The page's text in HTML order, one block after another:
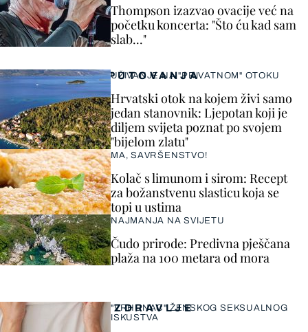
Thompson izazvao ovacije već na
početku koncerta: "Što ću kad sam
slab..."
ZDRAVLJE
"VRHUNAC" ŽENSKOG SEKSUALNOG
ISKUSTVA
PUTOVANJA
UŽIVANJE NA "PRIVATNOM" OTOKU
Hrvatski otok na kojem živi samo
jedan stanovnik: Ljepotan koji je
diljem svijeta poznat po svojem
"bijelom zlatu"
MA, SAVRŠENSTVO!
Kolač s limunom i sirom: Recept
za božanstvenu slasticu koja se
topi u ustima
NAJMANJA NA SVIJETU
Čudo prirode: Predivna pješčana
plaža na 100 metara od mora